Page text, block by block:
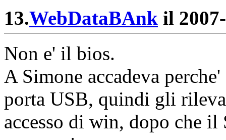
13.WebDataBAnk il
Non e' il bios.
A Simone accadeva
porta USB, quindi gli
accesso di win, dopo che